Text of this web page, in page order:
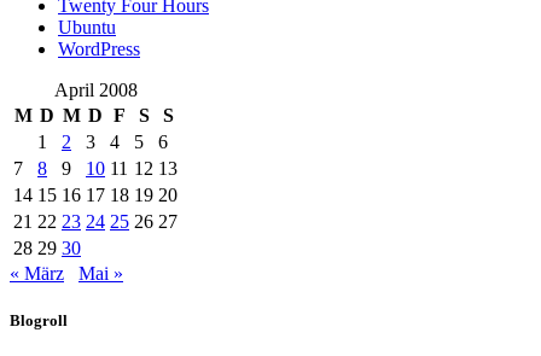
Twenty Four Hours
Ubuntu
WordPress
April 2008
M D M D F S
S
1
2 3 4 5
6
7
8 9 10 11 12 13
14 15 16 17 18 19 20
21 22 23 24 25 26 27
28 29 30
« März
Mai »
Blogroll